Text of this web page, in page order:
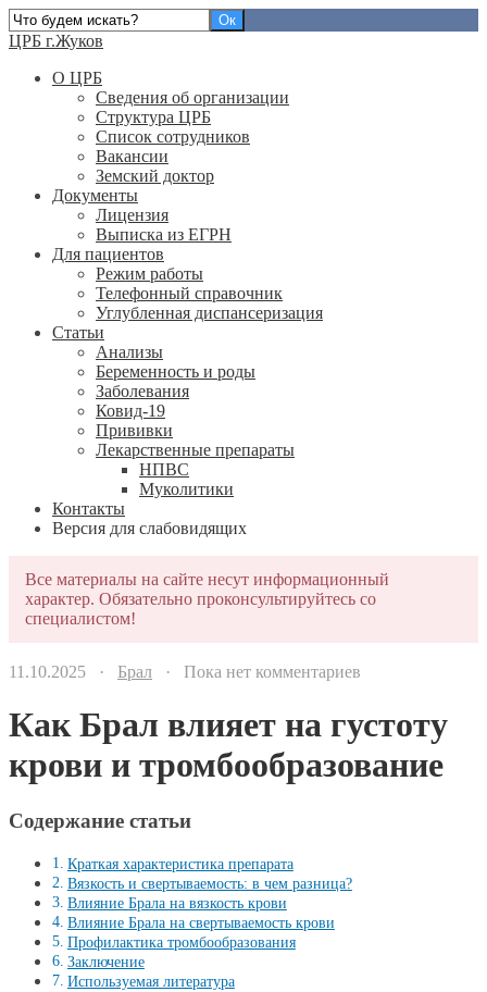
ЦРБ г.Жуков
О ЦРБ
Сведения об организации
Структура ЦРБ
Список сотрудников
Вакансии
Земский доктор
Документы
Лицензия
Выписка из ЕГРН
Для пациентов
Режим работы
Телефонный справочник
Углубленная диспансеризация
Статьи
Анализы
Беременность и роды
Заболевания
Ковид-19
Прививки
Лекарственные препараты
НПВС
Муколитики
Контакты
Версия для слабовидящих
Все материалы на сайте несут информационный
характер. Обязательно проконсультируйтесь со
специалистом!
11.10.2025 · Брал · Пока нет комментариев
Как Брал влияет на густоту
крови и тромбообразование
Содержание статьи
Краткая характеристика препарата
Вязкость и свертываемость: в чем разница?
Влияние Брала на вязкость крови
Влияние Брала на свертываемость крови
Профилактика тромбообразования
Заключение
Используемая литература